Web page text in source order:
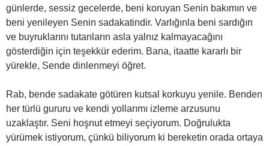
günlerde, sessiz gecelerde, beni koruyan Senin bakımın ve
beni yenileyen Senin sadakatindir. Varlığınla beni sardığın
ve buyruklarını tutanların asla yalnız kalmayacağını
gösterdiğin için teşekkür ederim. Bana, itaatte kararlı bir
yürekle, Sende dinlenmeyi öğret.
Rab, bende sadakate götüren kutsal korkuyu yenile. Benden
her türlü gururu ve kendi yollarımı izleme arzusunu
uzaklaştır. Seni hoşnut etmeyi seçiyorum. Doğrulukta
yürümek istiyorum, çünkü biliyorum ki bereketin orada ortaya